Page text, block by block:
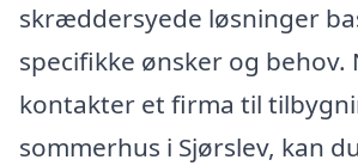
skræddersyede løsninger
specifikke ønsker og behov.
kontakter et firma til
sommerhus i Sjørslev, kan